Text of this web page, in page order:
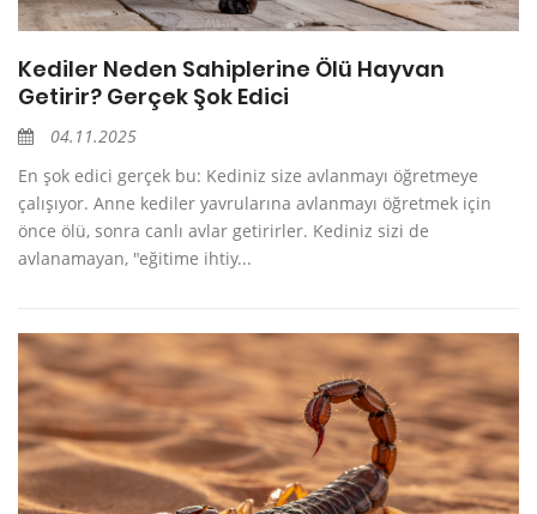
Kediler Neden Sahiplerine Ölü Hayvan
Getirir? Gerçek Şok Edici
04.11.2025
En şok edici gerçek bu: Kediniz size avlanmayı öğretmeye
çalışıyor. Anne kediler yavrularına avlanmayı öğretmek için
önce ölü, sonra canlı avlar getirirler. Kediniz sizi de
avlanamayan, "eğitime ihtiy...